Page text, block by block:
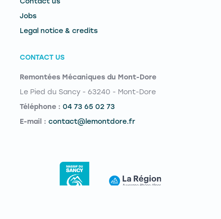
Jobs
Legal notice & credits
CONTACT US
Remontées Mécaniques du Mont-Dore
Le Pied du Sancy - 63240 - Mont-Dore
Téléphone : 04 73 65 02 73
E-mail : contact@lemontdore.fr